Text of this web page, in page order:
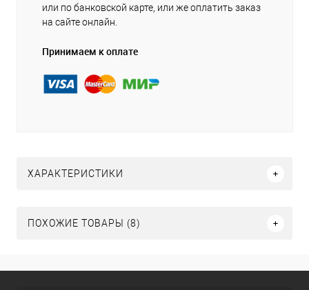
или по банковской карте, или же оплатить заказ
на сайте онлайн.
Принимаем к оплате
ХАРАКТЕРИСТИКИ
ПОХОЖИЕ ТОВАРЫ (8)